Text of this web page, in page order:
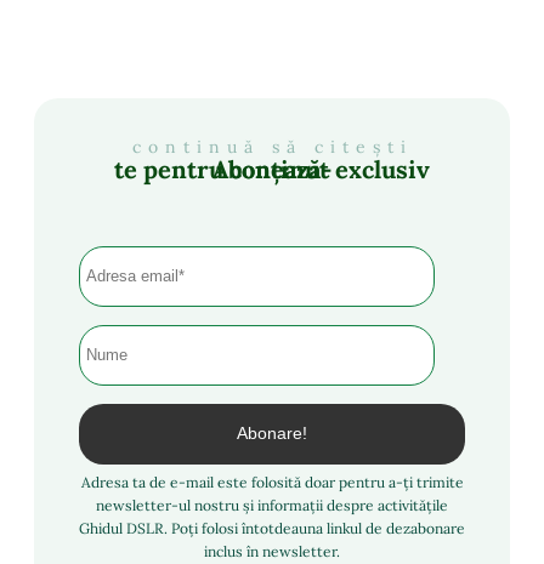
continuă să citești
Abonează-te pentru conținut exclusiv
Adresa ta de e-mail este folosită doar pentru a-ți trimite
newsletter-ul nostru și informații despre activitățile
Ghidul DSLR. Poți folosi întotdeauna linkul de dezabonare
inclus în newsletter.